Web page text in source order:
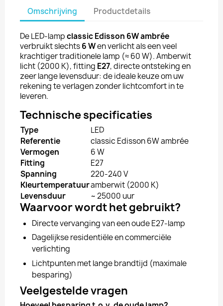
Omschrijving Productdetails
De LED-lampclassic Edisson 6W ambrée
verbruikt slechts6 Wen verlicht als een veel
krachtiger traditionele lamp (≈ 60 W). Amberwit
licht (2000 K), fitting E27, directe ontsteking en
zeer lange levensduur: de ideale keuze om uw
rekening te verlagen zonder lichtcomfort in te
leveren.
Technische specificaties
Type
LED
Referentie
classic Edisson 6W ambrée
Vermogen
6 W
Fitting
E27
Spanning
220-240 V
Kleurtemperatuuramberwit (2000 K)
Levensduur
~ 25000 uur
Waarvoor wordt het gebruikt?
Directe vervanging van een oude E27-lamp
Dagelijkse residentiële en commerciële
verlichting
Lichtpunten met lange brandtijd (maximale
besparing)
Veelgestelde vragen